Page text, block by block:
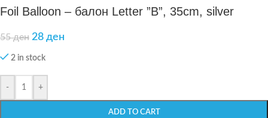
Foil Balloon – балон Letter ”B”, 35cm, silver
55ден 28 ден
2 in stock
- +
ADD TO CART